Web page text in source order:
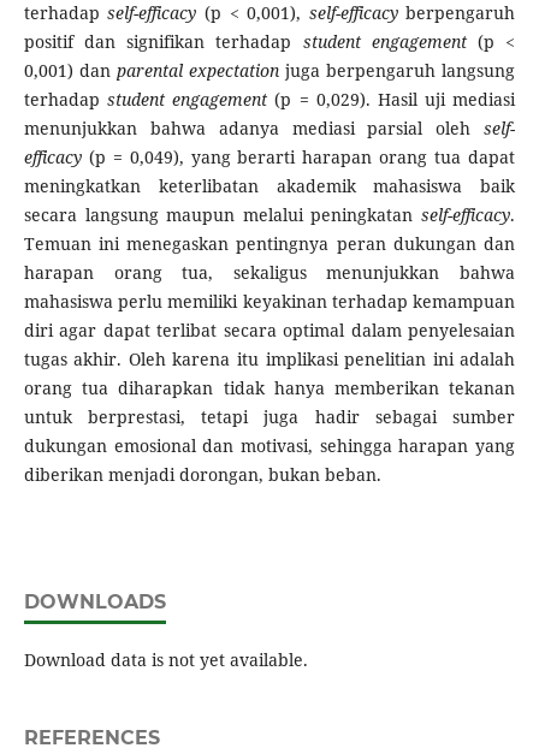
terhadapself-efficacy (p < 0,001), self-efficacyberpengaruh
positif dan signifikan terhadap student engagement(p <
0,001) dan parental expectation juga berpengaruh langsung
terhadapstudent engagement (p = 0,029). Hasil uji mediasi
menunjukkan bahwa adanya mediasi parsial olehself-
efficacy(p = 0,049), yang berarti harapan orang tua dapat
meningkatkan keterlibatan akademik mahasiswa baik
secara langsung maupun melalui peningkatanself-efficacy.
Temuan ini menegaskan pentingnya peran dukungan dan
harapan orang tua, sekaligus menunjukkan bahwa
mahasiswa perlu memiliki keyakinan terhadap kemampuan
diri agar dapat terlibat secara optimal dalam penyelesaian
tugas akhir. Oleh karena itu implikasi penelitian ini adalah
orang tua diharapkan tidak hanya memberikan tekanan
untuk berprestasi, tetapi juga hadir sebagai sumber
dukungan emosional dan motivasi, sehingga harapan yang
diberikan menjadi dorongan, bukan beban.
DOWNLOADS
Download data is not yet available.
REFERENCES